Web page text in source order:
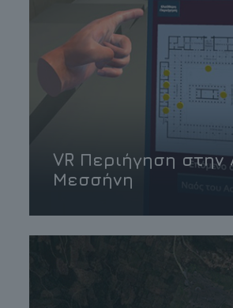
VR Περιήγηση στην
Μεσσήνη